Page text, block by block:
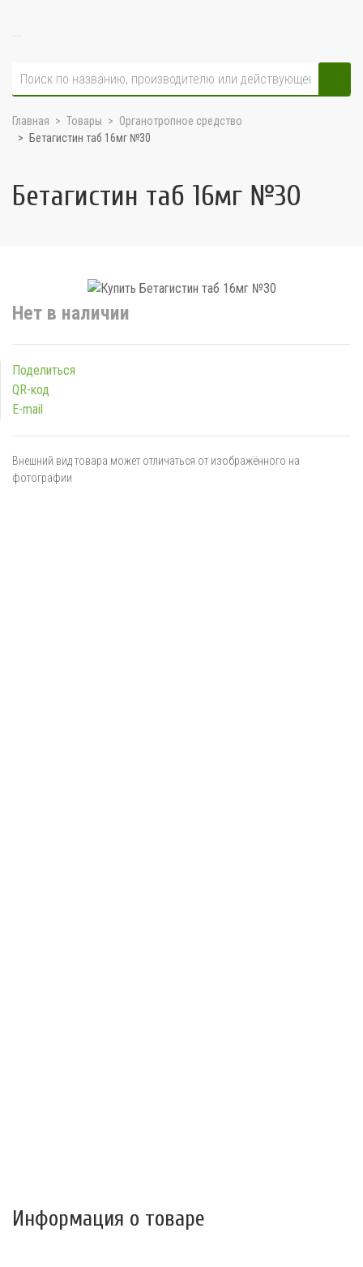
Главная Товары
Органотропное средство
Бетагистин таб 16мг №30
Бетагистин таб 16мг №30
Нет в наличии
Поделиться
QR-код
E-mail
Внешний вид товара может отличаться от изображённого на
фотографии
Информация о товаре